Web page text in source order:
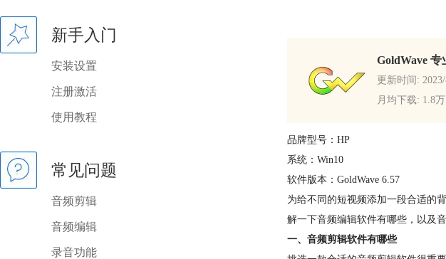
新手入门
安装设置
注册激活
使用教程
常见问题
音频剪辑
音频编辑
录音功能
GoldWave
更新时间:
月均下载: 1.8万
品牌型号：HP
系统：Win10
软件版本：GoldWave 6.57
为给不同的短视频添加一段合适的
解一下音频编辑软件有哪些，以及
一、音频剪辑软件有哪些